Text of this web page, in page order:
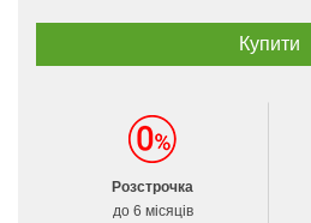
Розстрочка
до 6 місяців